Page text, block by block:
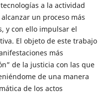
a la actividad
un proceso más
y con ello impulsar el
El objeto de este trabajo
más
de la justicia con las que
de una manera
de los actos